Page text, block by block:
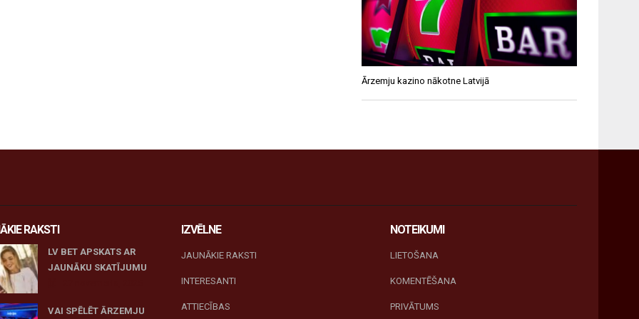
Ārzemju kazino nākotne Latvijā
RAKSTI
LV BET APSKATS AR
JAUNĀKU SKATĪJUMU
VAI SPĒLĒT ĀRZEMJU
IZVĒLNE
JAUNĀKIE RAKSTI
INTERESANTI
ATTIECĪBAS
NOTEIKUMI
LIETOŠANA
KOMENTĒŠANA
PRIVĀTUMS